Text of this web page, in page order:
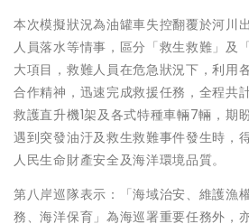
本次模擬狀況為油罐車失控翻覆於河川
人員落水等情事，區分「救生救難」及
大項目，救難人員在危急狀況下，利用
合作精神，迅速完成救援任務，全程共
救護直升機1架及各式特種車輛7輛，期
遇到突發油汙及救生救難事件發生時，
人民生命財產安全及海洋環境品質。
第八岸巡隊表示：「海域治安、維護漁
務、海洋保育」為海巡署重要任務外，